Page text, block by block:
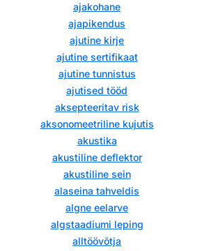
ajakohane
ajapikendus
ajutine kirje
ajutine sertifikaat
ajutine tunnistus
ajutised tööd
aksepteeritav risk
aksonomeetriline kujutis
akustika
akustiline deflektor
akustiline sein
alaseina tahveldis
algne eelarve
algstaadiumi leping
alltöövõtja